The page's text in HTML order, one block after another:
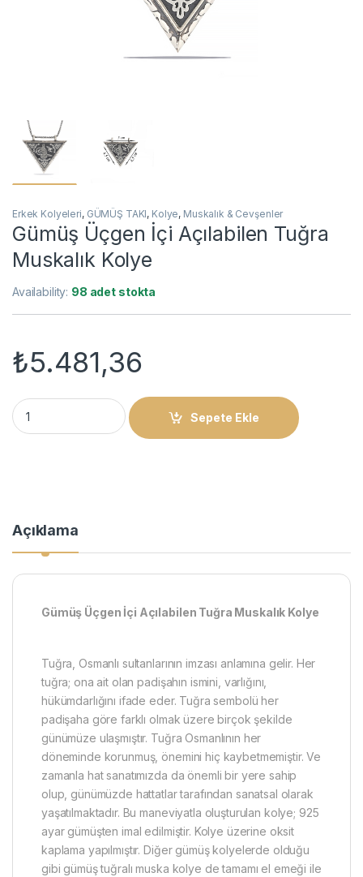
Erkek Kolyeleri, GÜMÜŞ TAKI, Kolye, Muskalık & Cevşenler
Gümüş Üçgen İçi Açılabilen Tuğra
Muskalık Kolye
Availability: 98 adet stokta
₺5.481,36
Gümüş Üçgen İçi Açılabilen Tuğra Muskalık Kolye quantity
Sepete Ekle
Açıklama
Gümüş Üçgen İçi Açılabilen Tuğra Muskalık Kolye
Tuğra, Osmanlı sultanlarının imzası anlamına gelir. Her
tuğra; ona ait olan padişahın ismini, varlığını,
hükümdarlığını ifade eder. Tuğra sembolü her
padişaha göre farklı olmak üzere birçok şekilde
günümüze ulaşmıştır. Tuğra Osmanlının her
döneminde korunmuş, önemini hiç kaybetmemiştir. Ve
zamanla hat sanatımızda da önemli bir yere sahip
olup, günümüzde hattatlar tarafından sanatsal olarak
yaşatılmaktadır. Bu maneviyatla oluşturulan kolye; 925
ayar gümüşten imal edilmiştir. Kolye üzerine oksit
kaplama yapılmıştır. Diğer gümüş kolyelerde olduğu
gibi gümüş tuğralı muska kolye de tamamı el emeği ile